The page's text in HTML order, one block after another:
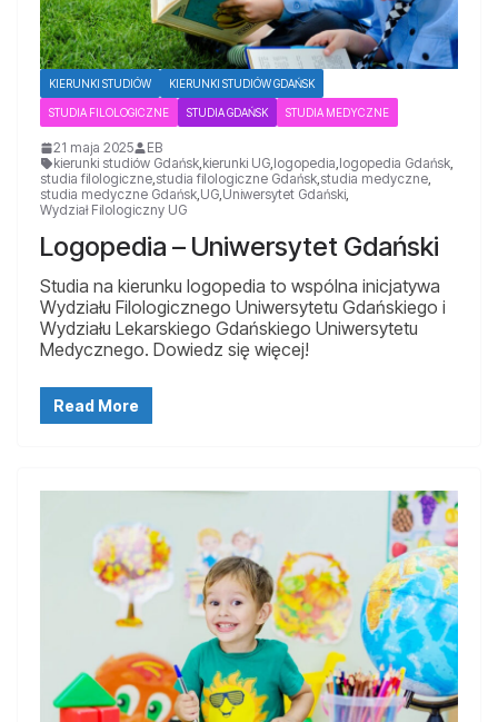
KIERUNKI STUDIÓW KIERUNKI STUDIÓW GDAŃSK
STUDIA FILOLOGICZNE STUDIA GDAŃSK STUDIA MEDYCZNE
21 maja 2025
EB
kierunki studiów Gdańsk kierunki UG logopedia logopedia Gdańsk
studia filologiczne studia filologiczne Gdańsk studia medyczne
studia medyczne Gdańsk UG Uniwersytet Gdański
Wydział Filologiczny UG
Logopedia – Uniwersytet Gdański
Studia na kierunku logopedia to wspólna inicjatywa
Wydziału Filologicznego Uniwersytetu Gdańskiego i
Wydziału Lekarskiego Gdańskiego Uniwersytetu
Medycznego. Dowiedz się więcej!
Read More